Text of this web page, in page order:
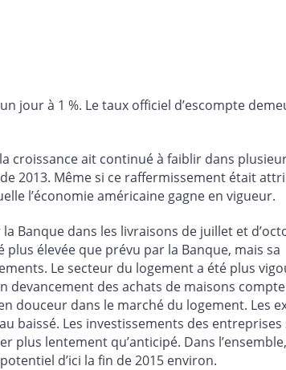
jour à 1 %. Le taux officiel d’escompte
croissance ait continué à faiblir dans
2013. Même si ce raffermissement était
l’économie américaine gagne en vigueur.
Banque dans les livraisons de juillet et
élevée que prévu par la Banque, mais sa
Le secteur du logement a été plus
devancement des achats de maisons
douceur dans le marché du logement. Les
baissé. Les investissements des entreprises
lentement qu’anticipé. Dans
d’ici la fin de 2015 environ.